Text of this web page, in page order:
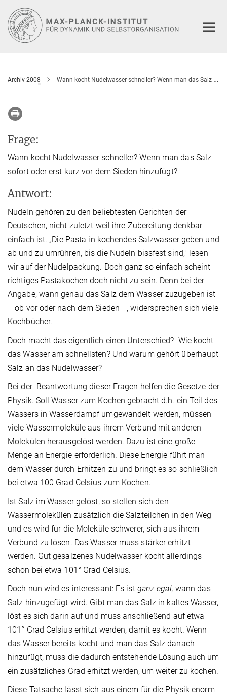
Hauptinhalt
Archiv 2008 Wann kocht Nudelwasser schneller? Wenn man das Salz sofort oder erst kurz vor dem Sieden hinzufügt?
Frage:
Wann kocht Nudelwasser schneller? Wenn man das Salz
sofort oder erst kurz vor dem Sieden hinzufügt?
Antwort:
Nudeln gehören zu den beliebtesten Gerichten der
Deutschen, nicht zuletzt weil ihre Zubereitung denkbar
einfach ist. „Die Pasta in kochendes Salzwasser geben und
ab und zu umrühren, bis die Nudeln bissfest sind," lesen
wir auf der Nudelpackung. Doch ganz so einfach scheint
richtiges Pastakochen doch nicht zu sein. Denn bei der
Angabe, wann genau das Salz dem Wasser zuzugeben ist
– ob vor oder nach dem Sieden –, widersprechen sich viele
Kochbücher.
Doch macht das eigentlich einen Unterschied? Wie kocht
das Wasser am schnellsten? Und warum gehört überhaupt
Salz an das Nudelwasser?
Bei der Beantwortung dieser Fragen helfen die Gesetze der
Physik. Soll Wasser zum Kochen gebracht d.h. ein Teil des
Wassers in Wasserdampf umgewandelt werden, müssen
viele Wassermoleküle aus ihrem Verbund mit anderen
Molekülen herausgelöst werden. Dazu ist eine große
Menge an Energie erforderlich. Diese Energie führt man
dem Wasser durch Erhitzen zu und bringt es so schließlich
bei etwa 100 Grad Celsius zum Kochen.
Ist Salz im Wasser gelöst, so stellen sich den
Wassermolekülen zusätzlich die Salzteilchen in den Weg
und es wird für die Moleküle schwerer, sich aus ihrem
Verbund zu lösen. Das Wasser muss stärker erhitzt
werden. Gut gesalzenes Nudelwasser kocht allerdings
schon bei etwa 101° Grad Celsius.
Doch nun wird es interessant: Es ist ganz egal, wann das
Salz hinzugefügt wird. Gibt man das Salz in kaltes Wasser,
löst es sich darin auf und muss anschließend auf etwa
101° Grad Celsius erhitzt werden, damit es kocht. Wenn
das Wasser bereits kocht und man das Salz danach
hinzufügt, muss die dadurch entstehende Lösung auch um
ein zusätzliches Grad erhitzt werden, um weiter zu kochen.
Diese Tatsache lässt sich aus einem für die Physik enorm